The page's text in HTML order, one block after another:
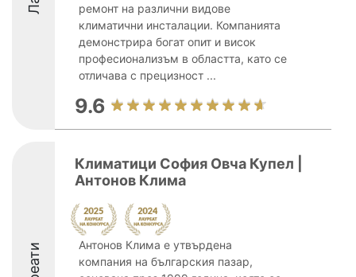
ремонт на различни видове
климатични инсталации. Компанията
демонстрира богат опит и висок
професионализъм в областта, като се
отличава с прецизност ...
9.6
Климатици София Овча Купел |
Антонов Клима
Антонов Клима е утвърдена
компания на българския пазар,